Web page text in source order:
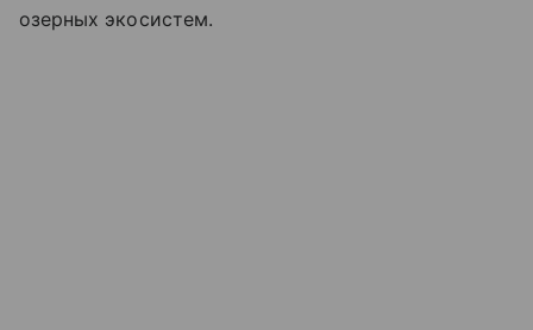
озерных экосистем.